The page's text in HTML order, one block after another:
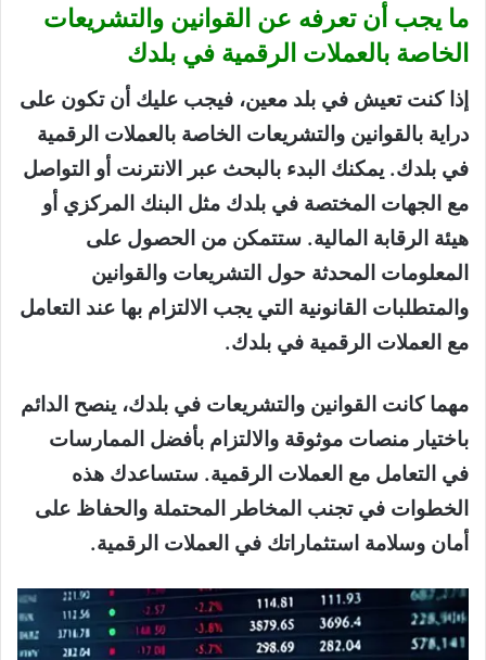
ما يجب أن تعرفه عن القوانين والتشريعات
الخاصة بالعملات الرقمية في بلدك
إذا كنت تعيش في بلد معين، فيجب عليك أن تكون على
دراية بالقوانين والتشريعات الخاصة بالعملات الرقمية
في بلدك. يمكنك البدء بالبحث عبر الانترنت أو التواصل
مع الجهات المختصة في بلدك مثل البنك المركزي أو
هيئة الرقابة المالية. ستتمكن من الحصول على
المعلومات المحدثة حول التشريعات والقوانين
والمتطلبات القانونية التي يجب الالتزام بها عند التعامل
مع العملات الرقمية في بلدك.
مهما كانت القوانين والتشريعات في بلدك، ينصح الدائم
باختيار منصات موثوقة والالتزام بأفضل الممارسات
في التعامل مع العملات الرقمية. ستساعدك هذه
الخطوات في تجنب المخاطر المحتملة والحفاظ على
أمان وسلامة استثماراتك في العملات الرقمية.